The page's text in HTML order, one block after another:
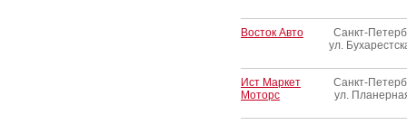
Восток Авто
Санкт-
ул.
Ист Маркет
Моторс
Санкт-
ул.